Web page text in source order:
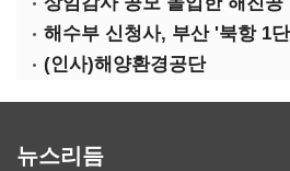
(인사)해양환경공단
뉴스리듬